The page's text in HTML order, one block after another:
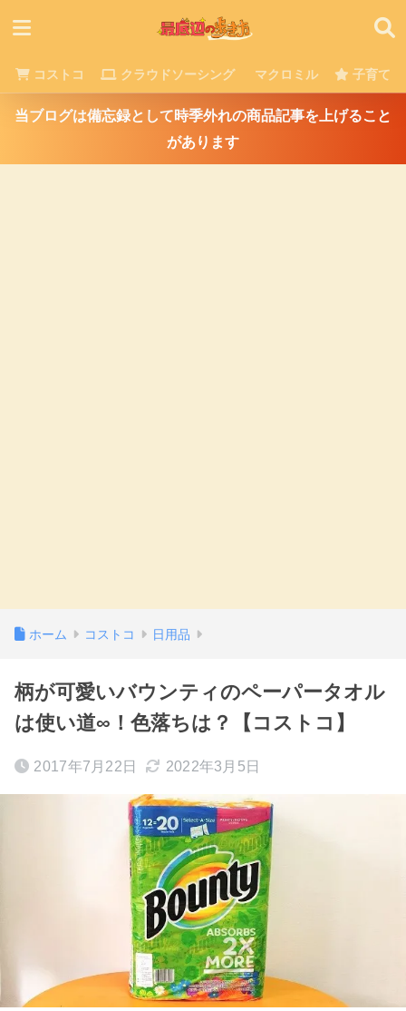
コストコ クラウドソーシング マクロミル 子育て
当ブログは備忘録として時季外れの商品記事を上げること
があります
ホーム コストコ 日用品
柄が可愛いバウンティのペーパータオル
は使い道∞！色落ちは？【コストコ】
2017年7月22日 2022年3月5日